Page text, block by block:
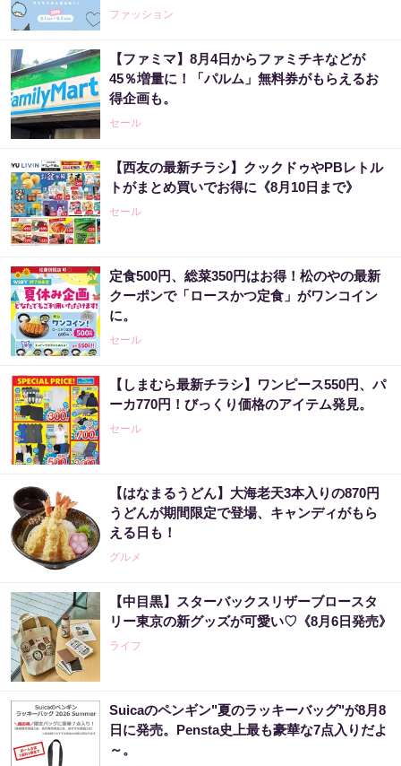
WEEK 2026》
ファッション
【ファミマ】8月4日からファミチキなどが
45％増量に！「パルム」無料券がもらえるお
得企画も。
セール
【西友の最新チラシ】クックドゥやPBレトル
トがまとめ買いでお得に《8月10日まで》
セール
定食500円、総菜350円はお得！松のやの最新
クーポンで「ロースかつ定食」がワンコイン
に。
セール
【しまむら最新チラシ】ワンピース550円、パ
ーカ770円！びっくり価格のアイテム発見。
セール
【はなまるうどん】大海老天3本入りの870円
うどんが期間限定で登場、キャンディがもら
える日も！
グルメ
【中目黒】スターバックスリザーブロースタ
リー東京の新グッズが可愛い♡《8月6日発売》
ライフ
Suicaのペンギン"夏のラッキーバッグ"が8月8
日に発売。Pensta史上最も豪華な7点入りだよ
～。